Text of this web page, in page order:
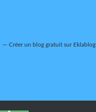
Créer un blog gratuit sur Eklablog